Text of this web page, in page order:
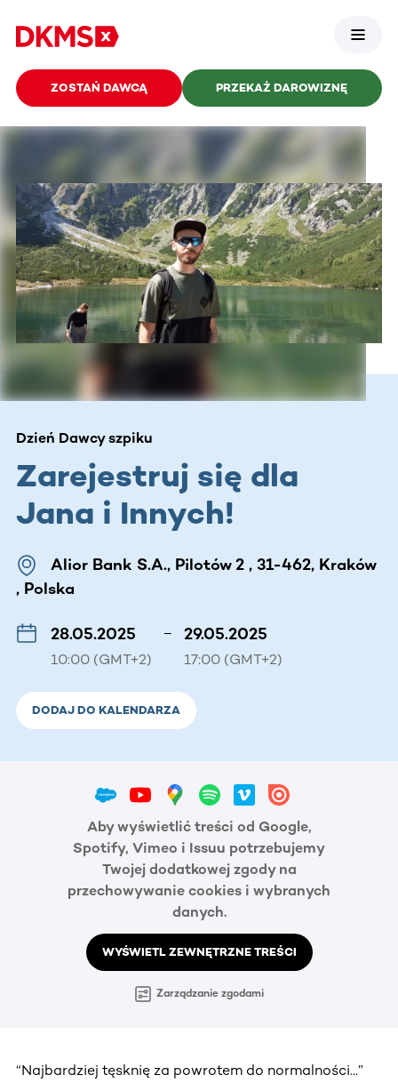
ZOSTAŃ DAWCĄ PRZEKAŻ DAROWIZNĘ
Dzień Dawcy szpiku
Zarejestruj się dla
Jana i Innych!
Alior Bank S.A., Pilotów 2 , 31-462, Kraków
, Polska
28.05.2025
10:00 (GMT+2)
– 29.05.2025
17:00 (GMT+2)
DODAJ DO KALENDARZA
Aby wyświetlić treści od Google,
Spotify, Vimeo i Issuu potrzebujemy
Twojej dodatkowej zgody na
przechowywanie cookies i wybranych
danych.
WYŚWIETL ZEWNĘTRZNE TREŚCI
Zarządzanie zgodami
“Najbardziej tęsknię za powrotem do normalności...”